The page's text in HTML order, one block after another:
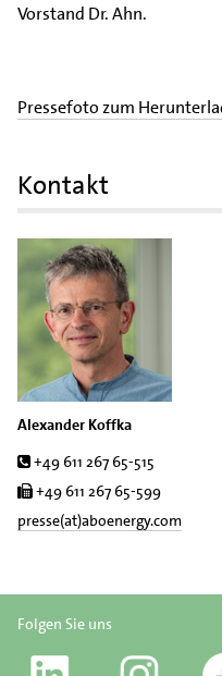
Vorstand Dr. Ahn.
Pressefoto zum
Kontakt
Alexander Koffka
Tel.
+49 611 267 65-515
Fax
+49 611 267 65-599
presse(at)aboenergy.com
Folgen Sie uns